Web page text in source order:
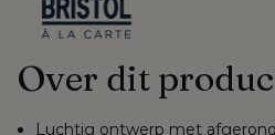
Over dit
Luchtig ontwerp met